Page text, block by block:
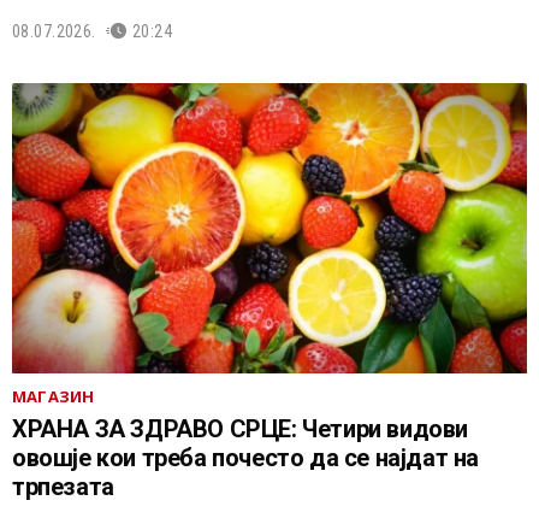
08.07.2026. 20:24
МАГАЗИН
ХРАНА ЗА ЗДРАВО СРЦЕ: Четири видови
овошје кои треба почесто да се најдат на
трпезата